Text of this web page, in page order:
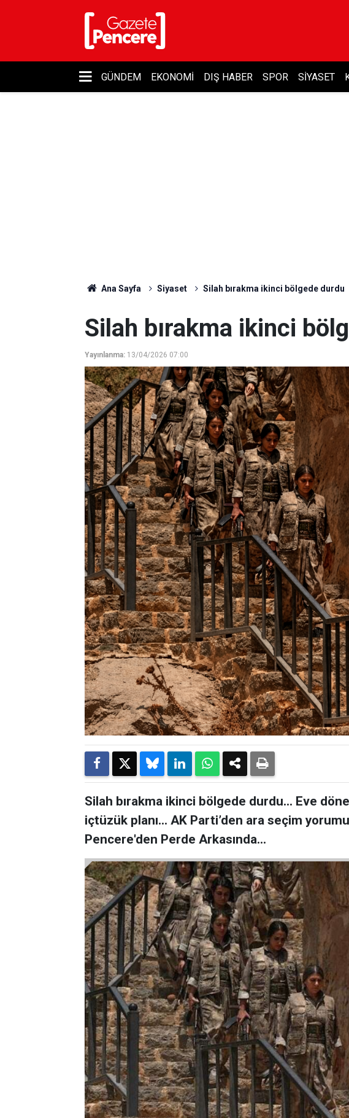
GÜNDEM EKONOMI DIŞ HABER SPOR SIYASET
Ana Sayfa Siyaset Silah bırakma ikinci bölgede durdu
Silah bırakma ikinci
Yayınlanma: 13/04/2026 07:00
Silah bırakma ikinci bölgede durdu... Eve
içtüzük planı... AK Parti’den ara seçim
Pencere'den Perde Arkasında...